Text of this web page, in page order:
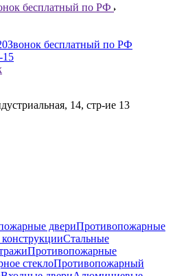
бесплатный по РФ
Звонок бесплатный по РФ
15
14, стр-ие 13
двериПротивопожарные
Стальные
Противопожарные
стеклоПротивопожарный